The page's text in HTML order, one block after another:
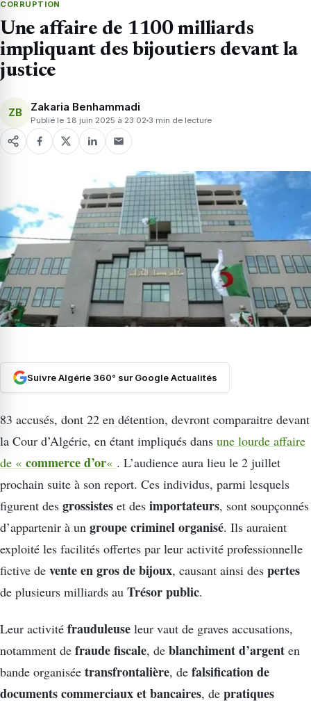
CORRUPTION
Une affaire de 1100 milliards
impliquant des bijoutiers devant la
justice
ZB Zakaria Benhammadi
Publié le 18 juin 2025 à 23:02 3 min de lecture
Suivre Algérie 360° sur Google Actualités
83 accusés, dont 22 en détention, devront comparaitre devant
la Cour d’Algérie, en étant impliqués dans une lourde affaire
de « commerce d’or« . L’audience aura lieu le 2 juillet
prochain suite à son report. Ces individus, parmi lesquels
figurent des grossistes et des importateurs, sont soupçonnés
d’appartenir à un groupe criminel organisé. Ils auraient
exploité les facilités offertes par leur activité professionnelle
fictive de vente en gros de bijoux, causant ainsi des pertes
de plusieurs milliards au Trésor public.
Leur activité frauduleuse leur vaut de graves accusations,
notamment de fraude fiscale, de blanchiment d’argent en
bande organisée transfrontalière, de falsification de
documents commerciaux et bancaires, de pratiques